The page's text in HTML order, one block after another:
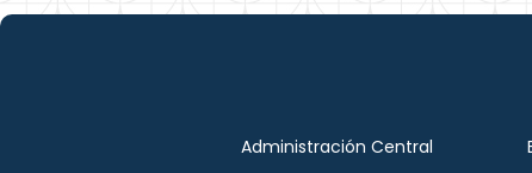
Administración Central